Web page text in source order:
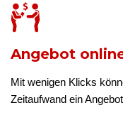
Angebot
Mit wenigen Klicks
Zeitaufwand ein